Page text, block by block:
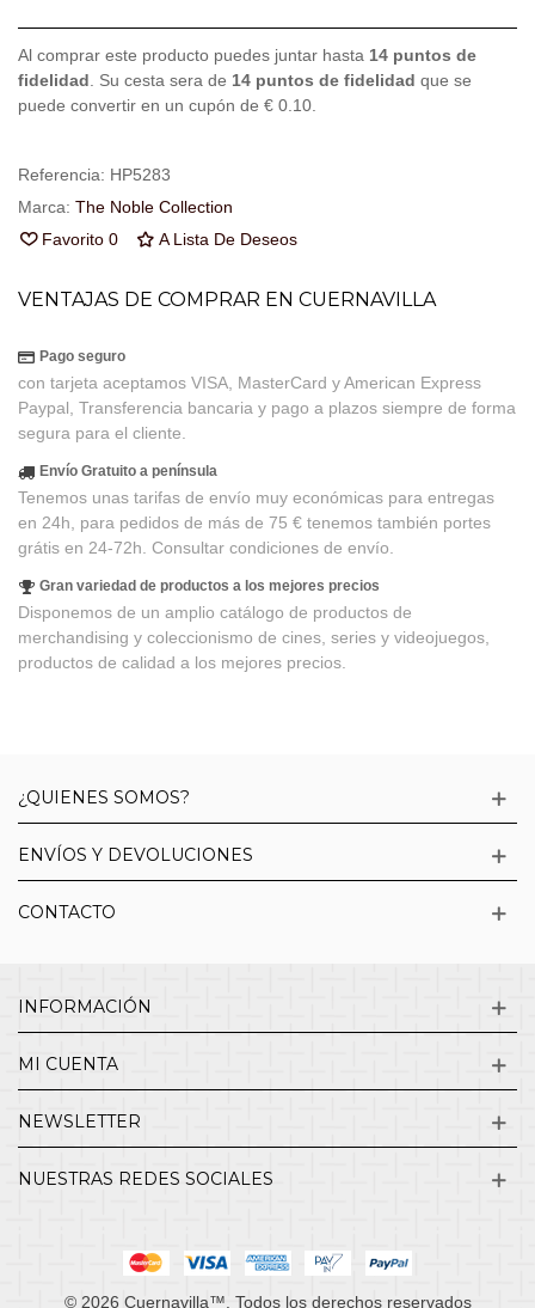
Al comprar este producto puedes juntar hasta 14 puntos de
fidelidad . Su cesta sera de 14 puntos de fidelidad que se
puede convertir en un cupón de € 0.10
Referencia: HP5283
Marca: The Noble Collection
Favorito 0 A Lista De Deseos
VENTAJAS DE COMPRAR EN CUERNAVILLA
Pago seguro
con tarjeta aceptamos VISA, MasterCard y American Express
Paypal, Transferencia bancaria y pago a plazos siempre de forma
segura para el cliente.
Envío Gratuito a península
Tenemos unas tarifas de envío muy económicas para entregas
en 24h, para pedidos de más de 75 € tenemos también portes
grátis en 24-72h. Consultar condiciones de envío.
Gran variedad de productos a los mejores precios
Disponemos de un amplio catálogo de productos de
merchandising y coleccionismo de cines, series y videojuegos,
productos de calidad a los mejores precios.
¿QUIENES SOMOS?
ENVÍOS Y DEVOLUCIONES
CONTACTO
INFORMACIÓN
MI CUENTA
NEWSLETTER
NUESTRAS REDES SOCIALES
© 2026 Cuernavilla™. Todos los derechos reservados